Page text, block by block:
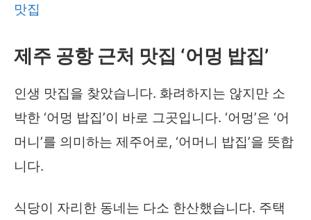
맛집
제주 공항 근처 맛집 ‘어멍 밥집’
인생 맛집을 찾았습니다. 화려하지는 않지만 소
박한 ‘어멍 밥집’이 바로 그곳입니다. ‘어멍’은 ‘어
머니’를 의미하는 제주어로, ‘어머니 밥집’을 뜻합
니다.
식당이 자리한 동네는 다소 한산했습니다. 주택